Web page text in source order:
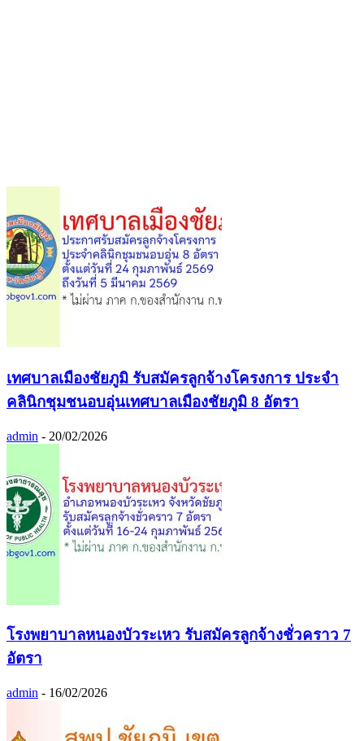
เทศบาลเมืองชัยภูมิ รับสมัครลูกจ้างโครงการ ประจำ
คลินิกชุมชนอบอุ่นเทศบาลเมืองชัยภูมิ 8 อัตรา
admin - 20/02/2026
โรงพยาบาลหนองบัวระเหว รับสมัครลูกจ้างชั่วคราว 7
อัตรา
admin - 16/02/2026